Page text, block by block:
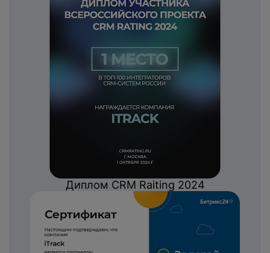
Диплом CRM Raiting 2024